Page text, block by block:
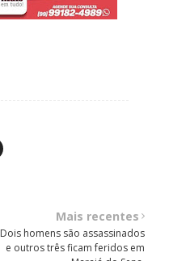
Mais recentes
Dois homens são assassinados
e outros três ficam feridos em